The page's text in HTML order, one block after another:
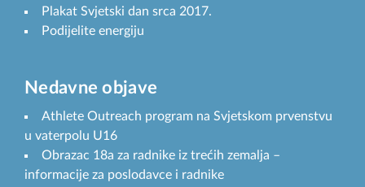
Plakat Svjetski dan srca 2017.
Podijelite energiju
Nedavne objave
Athlete Outreach program na Svjetskom prvenstvu
u vaterpolu U16
Obrazac 18a za radnike iz trećih zemalja –
informacije za poslodavce i radnike